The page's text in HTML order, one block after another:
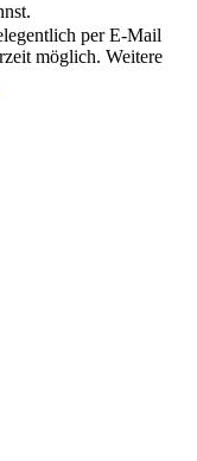
per E-Mail
möglich. Weitere